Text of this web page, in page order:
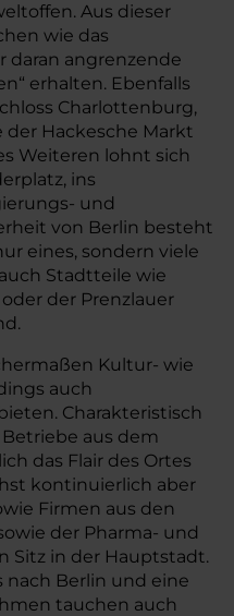
Aus dieser
wie das
daran angrenzende
erhalten. Ebenfalls
Charlottenburg,
Hackesche Markt
Weiteren lohnt sich
ins
und
von Berlin besteht
eines, sondern viele
Stadtteile wie
der Prenzlauer
Kultur- wie
auch
Charakteristisch
aus dem
das Flair des Ortes
kontinuierlich aber
Firmen aus den
der Pharma- und
Sitz in der Hauptstadt.
nach Berlin und eine
tauchen auch